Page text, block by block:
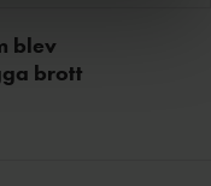
blev
brott